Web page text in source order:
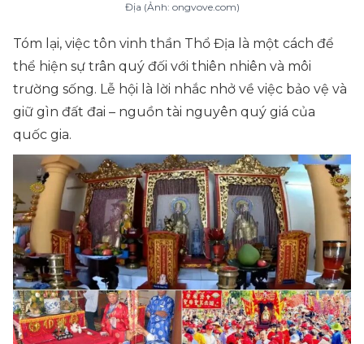
Địa (Ảnh: ongvove.com)
Tóm lại, việc tôn vinh thần Thổ Địa là một cách để
thể hiện sự trân quý đối với thiên nhiên và môi
trường sống. Lễ hội là lời nhắc nhở về việc bảo vệ và
giữ gìn đất đai – nguồn tài nguyên quý giá của
quốc gia.